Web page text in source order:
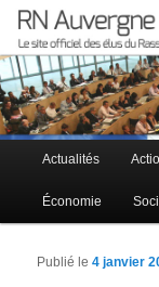
RN
Le site officiel des
Menu principal
Aller au contenu
Aller au
Actualités
Économie
Publié le4 janvier